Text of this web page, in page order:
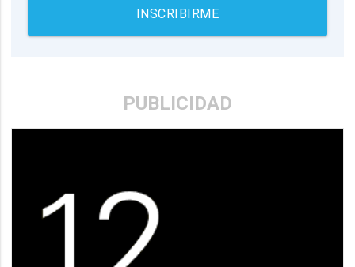
INSCRIBIRME
PUBLICIDAD